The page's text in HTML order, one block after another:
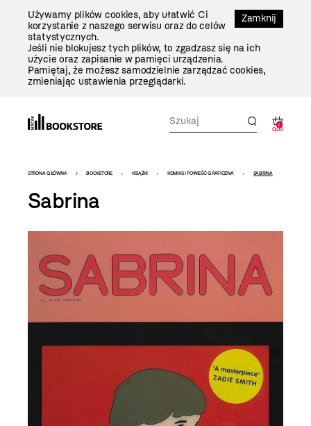
Zamknij
Używamy plików cookies, aby ułatwić Ci
korzystanie z naszego serwisu oraz do celów
statystycznych.
Jeśli nie blokujesz tych plików, to zgadzasz się na ich
użycie oraz zapisanie w pamięci urządzenia.
Pamiętaj, że możesz samodzielnie zarządzać cookies,
zmieniając ustawienia przeglądarki.
0
0,00
Bookstore
-
szablon
szczegóły
STRONA GŁÓWNA BOOKSTORE KSIĄŻKI KOMIKS I POWIEŚĆ GRAFICZNA SABRINA
Sabrina